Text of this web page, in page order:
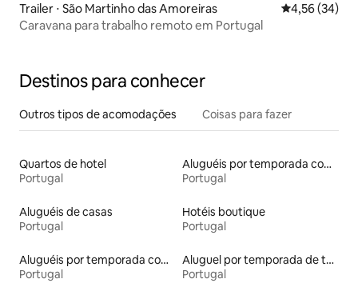
Trailer ⋅ São Martinho das Amoreiras 4,56 de uma
4,56 (34)
Caravana para trabalho remoto em Portugal
Destinos para conhecer
Outros tipos de acomodações Coisas para fazer
Quartos de hotel
Portugal
Aluguéis por temporada com acesso ao lago
Portugal
Aluguéis de casas
Portugal
Hotéis boutique
Portugal
Aluguéis por temporada com caiaque
Portugal
Aluguel por temporada de townhouses
Portugal